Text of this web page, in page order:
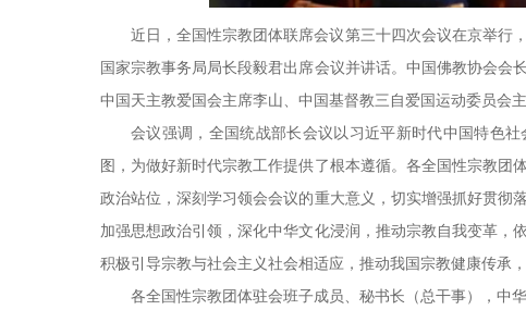
近日，全国性宗教团体联席会议第三十四次会议在京举行
国家宗教事务局局长段毅君出席会议并讲话。中国佛教协会会
中国天主教爱国会主席李山、中国基督教三自爱国运动委员会
会议强调，全国统战部长会议以习近平新时代中国特色
图，为做好新时代宗教工作提供了根本遵循。各全国性宗教团
政治站位，深刻学习领会会议的重大意义，切实增强抓好贯彻
加强思想政治引领，深化中华文化浸润，推动宗教自我变革，
积极引导宗教与社会主义社会相适应，推动我国宗教健康传承
各全国性宗教团体驻会班子成员、秘书长（总干事），中